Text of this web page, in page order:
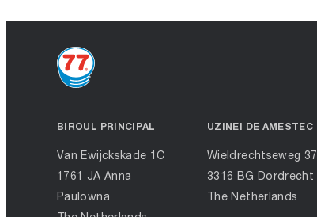
BIROUL PRINCIPAL
Van Ewijckskade 1C
1761 JA Anna
Paulowna
UZINEI DE AMESTEC
Wieldrechtseweg 37
3316 BG Dordrecht
The Netherlands